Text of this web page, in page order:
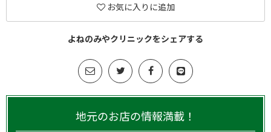
お気に入りに追加
よねのみやクリニックをシェアする
地元のお店の情報満載！